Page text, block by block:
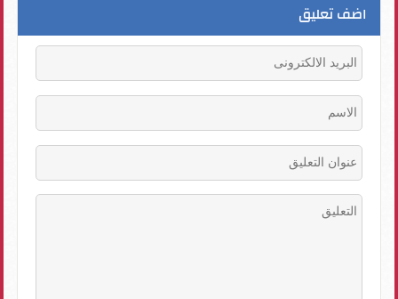
اضف تعليق